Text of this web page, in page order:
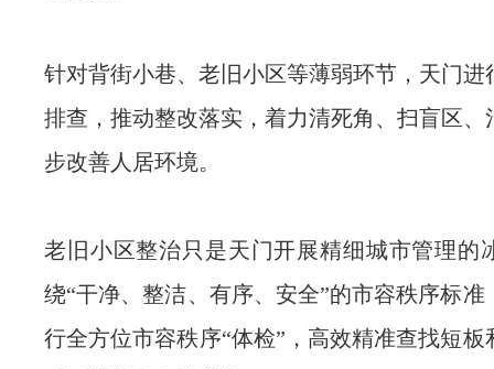
针对背街小巷、老旧小区等薄弱环节，天门进
排查，推动整改落实，着力清死角、扫盲区、
步改善人居环境。
老旧小区整治只是天门开展精细城市管理的
绕“干净、整洁、有序、安全”的市容秩序标准
行全方位市容秩序“体检”，高效精准查找短板